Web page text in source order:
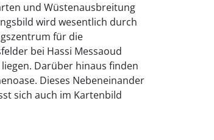
und Wüstenausbreitung
wird wesentlich durch
für die
bei Hassi Messaoud
Darüber hinaus finden
Dieses Nebeneinander
sich auch im Kartenbild